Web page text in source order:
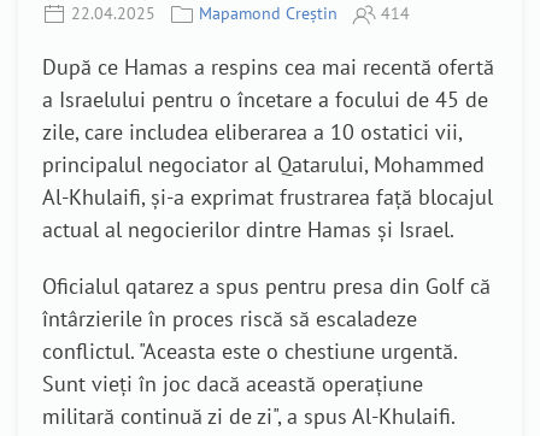
22.04.2025 Mapamond Creștin 414
După ce Hamas a respins cea mai recentă ofertă
a Israelului pentru o încetare a focului de 45 de
zile, care includea eliberarea a 10 ostatici vii,
principalul negociator al Qatarului, Mohammed
Al-Khulaifi, și-a exprimat frustrarea față blocajul
actual al negocierilor dintre Hamas și Israel.
Oficialul qatarez a spus pentru presa din Golf că
întârzierile în proces riscă să escaladeze
conflictul. "Aceasta este o chestiune urgentă.
Sunt vieți în joc dacă această operațiune
militară continuă zi de zi", a spus Al-Khulaifi.